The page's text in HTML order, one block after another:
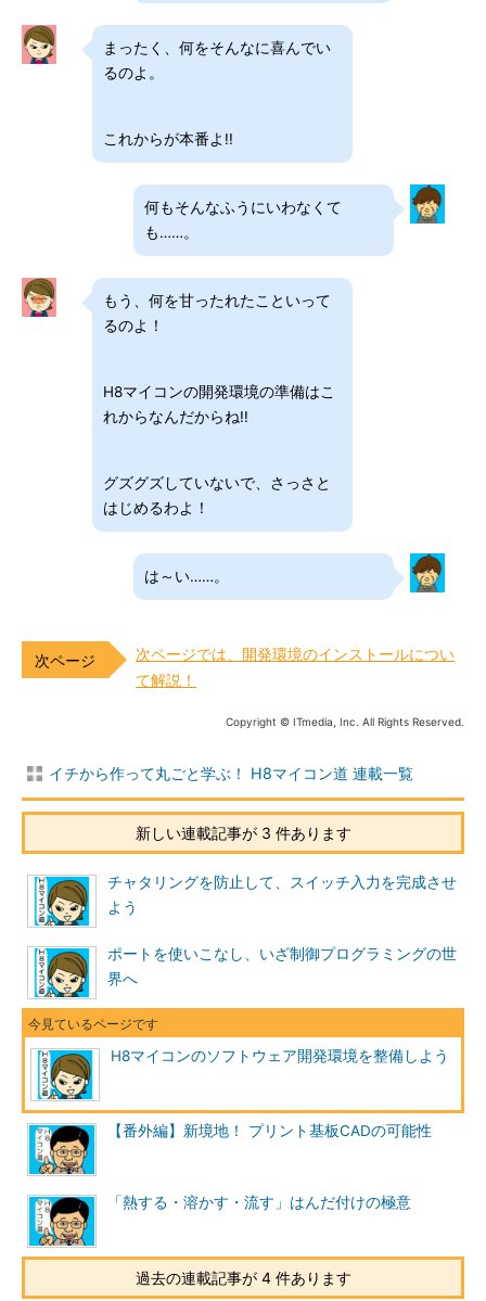
まったく、何をそんなに喜んでい
るのよ。
これからが本番よ!!
何もそんなふうにいわなくて
も……。
もう、何を甘ったれたこといって
るのよ！
H8マイコンの開発環境の準備はこ
れからなんだからね!!
グズグズしていないで、さっさと
はじめるわよ！
は～い……。
次ページでは、開発環境のインストールについ
て解説！
Copyright © ITmedia, Inc. All Rights Reserved.
イチから作って丸ごと学ぶ！ H8マイコン道 連載一覧
新しい連載記事が 3 件あります
チャタリングを防止して、スイッチ入力を完成させ
よう
ポートを使いこなし、いざ制御プログラミングの世
界へ
H8マイコンのソフトウェア開発環境を整備しよう
【番外編】新境地！ プリント基板CADの可能性
「熱する・溶かす・流す」はんだ付けの極意
過去の連載記事が 4 件あります